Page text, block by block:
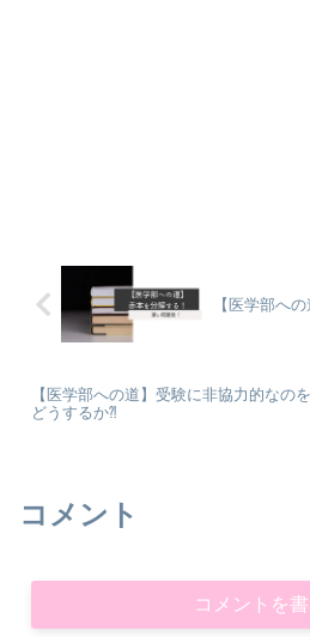
【医学部へ
【医学部への道】受験に非協力的なのを
どうするか⁈
コメント
コメントを